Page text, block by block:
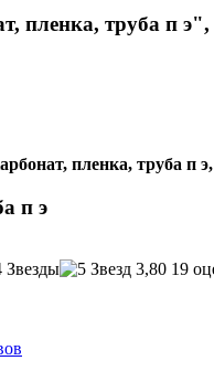
пленка, труба п
пленка, труба п
п э
3,80 19